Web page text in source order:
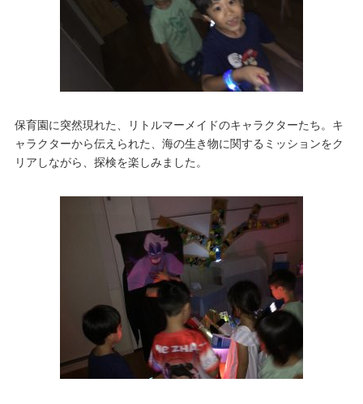
保育園に突然現れた、リトルマーメイドのキャラクターたち。キ
ャラクターから伝えられた、海の生き物に関するミッションをク
リアしながら、探検を楽しみました。